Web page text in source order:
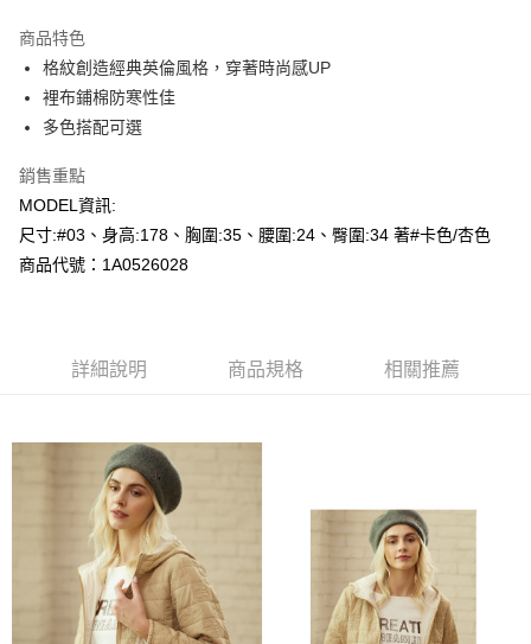
Apple Pay
悠遊付
AFTEE先享後付
相關說明
AFTEE先享後付是「在收到商品之後才付款」的支付方式。 讓您購物簡單
３．安心：先確認商品／服務後，再付款。
結帳頁面，進行簡訊認證並確認金額後，即可完成結帳。
２．訂單成立數日內，您將收到繳費通知簡訊。
３．收到繳費通知簡訊後14天內，點擊此簡訊中的連結，可透過四大超商／
ATM／網路銀行／等多元方式進行付款，方視為交易完成。
※ 請注意：結帳手續完成當下不需立刻繳費，但若您需要取消訂單，請聯絡
購買商品的店家。未經商家同意取消之訂單仍視為有效，需透過AFTEE先享
後付繳納相關費用。
※ 交易是否成功請以「AFTEE先享後付 」之結帳頁面顯示為準，若有關於
是否繳費成功／繳費後需取消欲退款等相關疑問，請聯繫「AFTEE先享後付
客戶支援中心」https://netprotections.freshdesk.com/support/home
7-11--滿2000元免運
每筆NT$60，滿NT$2,000(含以上)免運費
付款後7-11取貨---滿2000元免運
每筆NT$60，滿NT$2,000(含以上)免運費
宅配-滿2000元免運
商品特色
格紋創造經典英倫風格，穿著時尚感UP
裡布鋪棉防寒性佳
多色搭配可選
銷售重點
MODEL資訊:
尺寸:#03、身高:178、胸圍:35、腰圍:24、臀圍:34 著#卡色/杏色
商品代號：1A0526028
詳細說明 商品規格 相關推薦